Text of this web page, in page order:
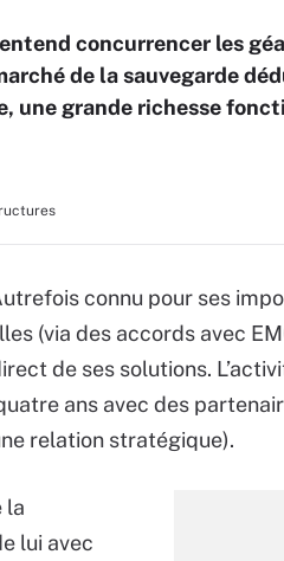
concurrencer les
de la sauvegarde
une grande richesse
connu pour ses
(via des accords avec
de ses solutions.
ans avec des
relation stratégique).
la
lui avec